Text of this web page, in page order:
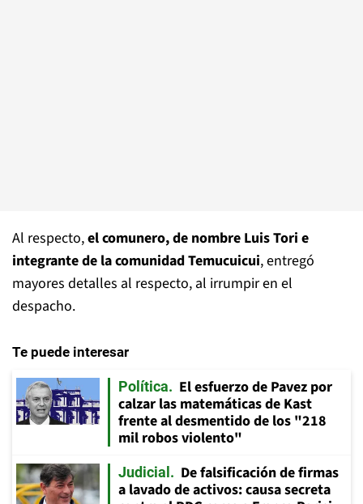
Al respecto,el comunero, de nombre Luis Tori e
integrante de la comunidad Temucuicui, entregó
mayores detalles al respecto, al irrumpir en el
despacho.
Te puede interesar
Política
El esfuerzo de Pavez por
calzar las matemáticas de Kast
frente al desmentido de los "218
mil robos violento"
Judicial
De falsificación de firmas
a lavado de activos: causa secreta